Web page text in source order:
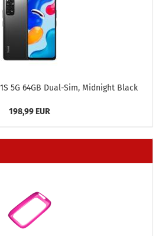
5G 64GB Dual-​Sim, Mid­night Black
198,99 EUR